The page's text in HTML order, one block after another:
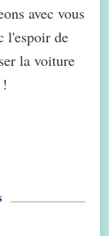
avec vous
l'espoir de
la voiture